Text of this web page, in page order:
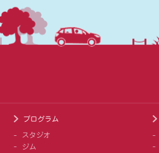
プログラム
スタジオ
ジム